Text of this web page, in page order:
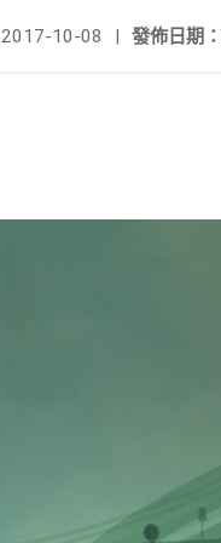
發佈日期：
2017-10-08 |